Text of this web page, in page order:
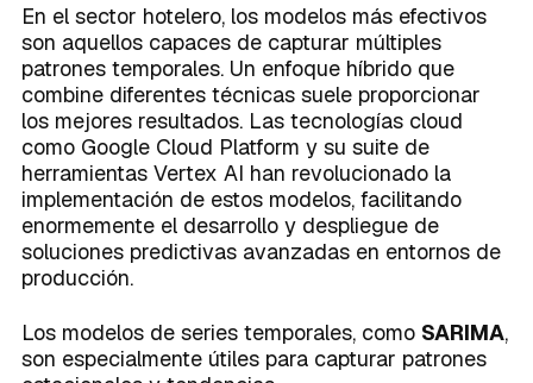
En el sector hotelero, los modelos más efectivos
son aquellos capaces de capturar múltiples
patrones temporales. Un enfoque híbrido que
combine diferentes técnicas suele proporcionar
los mejores resultados. Las tecnologías cloud
como Google Cloud Platform y su suite de
herramientas Vertex AI han revolucionado la
implementación de estos modelos, facilitando
enormemente el desarrollo y despliegue de
soluciones predictivas avanzadas en entornos de
producción.
Los modelos de series temporales, como SARIMA,
son especialmente útiles para capturar patrones